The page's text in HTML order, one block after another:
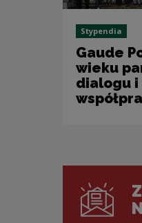
Stypendia
Gaude
wieku
dialogu